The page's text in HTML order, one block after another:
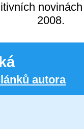
2008.
autora